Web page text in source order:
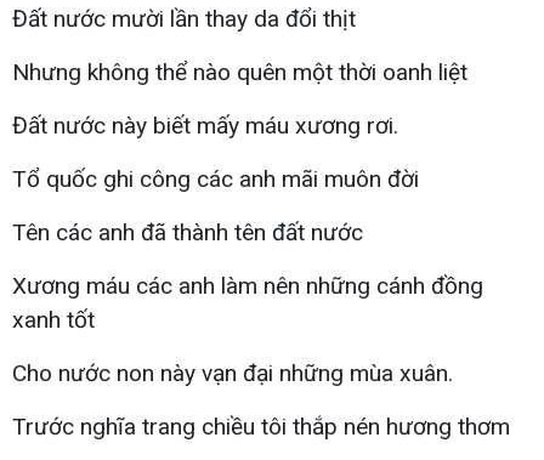
Đất nước mười lần thay da đổi thịt
Nhưng không thể nào quên một thời oanh liệt
Đất nước này biết mấy máu xương rơi.
Tổ quốc ghi công các anh mãi muôn đời
Tên các anh đã thành tên đất nước
Xương máu các anh làm nên những cánh đồng
xanh tốt
Cho nước non này vạn đại những mùa xuân.
Trước nghĩa trang chiều tôi thắp nén hương thơm